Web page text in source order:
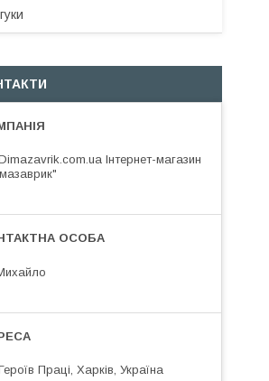
Інтернет-магазин
Праці, Харків, Україна